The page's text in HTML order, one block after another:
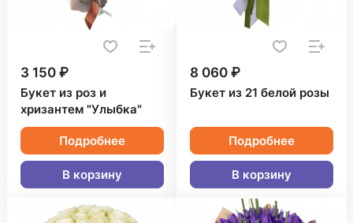
3 150 ₽
Букет из роз и
хризантем "Улыбка"
Подробнее
В корзину
8 060 ₽
Букет из 21 белой розы
Подробнее
В корзину